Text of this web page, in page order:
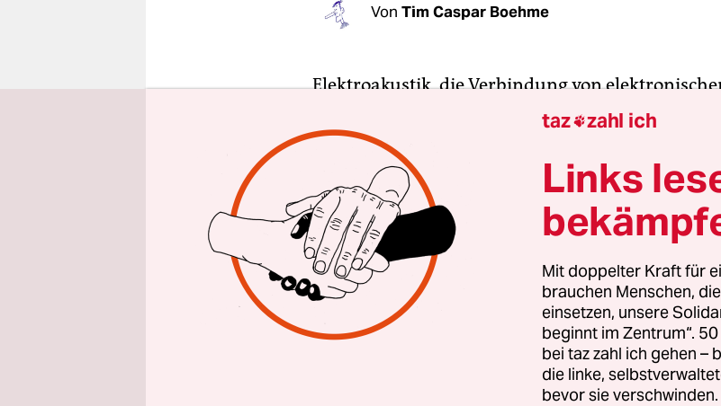
Von Tim Caspar Boehme
Elektroakustik, die Verbindung von
akustischen Instrumenten, ist eine der
Neuen Musik. Komponisten versuchen auf
diese beiden Welten zu verbinden.
Als elektroakustisch kann man auch die
britischen Band Cyclobe bezeichnen, die zwar
gerechnet werden, in ihren Bemühungen um
aber spektakulärer als manche ihrer
taz zahl ich
Links
Mit doppelter Kraft für
brauchen Menschen,
einsetzen, unsere
beginnt im Zentrum“.
bei taz zahl ich gehen –
die linke,
bevor sie